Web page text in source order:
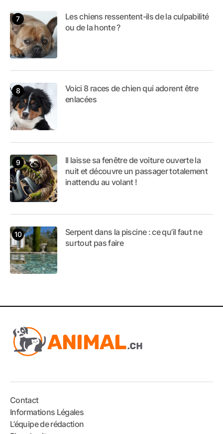
Les chiens ressentent-ils de la culpabilité
ou de la honte ?
Voici 8 races de chien qui adorent être
enlacées
Il laisse sa fenêtre de voiture ouverte la
nuit et découvre un passager totalement
inattendu au volant !
Serpent dans la piscine : ce qu’il faut ne
surtout pas faire
Contact
Informations Légales
L’équipe de rédaction